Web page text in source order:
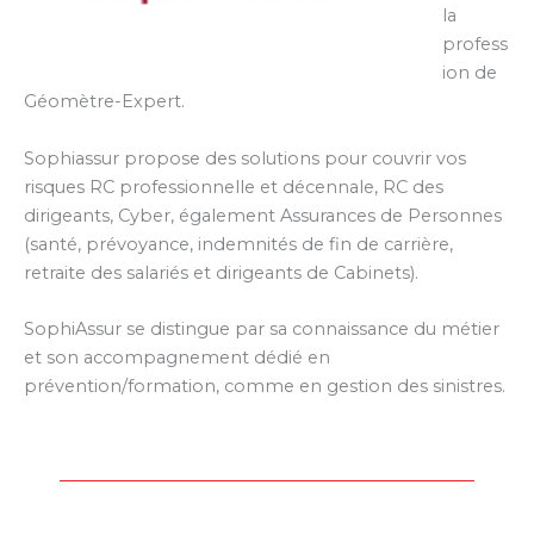
la
profess
ion de
Géomètre-Expert.
Sophiassur propose des solutions pour couvrir vos
risques RC professionnelle et décennale, RC des
dirigeants, Cyber, également Assurances de Personnes
(santé, prévoyance, indemnités de fin de carrière,
retraite des salariés et dirigeants de Cabinets).
SophiAssur se distingue par sa connaissance du métier
et son accompagnement dédié en
prévention/formation, comme en gestion des sinistres.